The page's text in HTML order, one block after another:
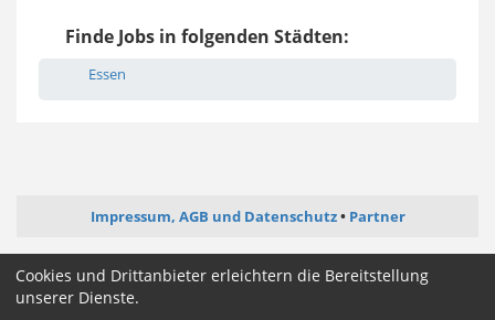
Finde Jobs in folgenden Städten:
Essen
Impressum, AGB und Datenschutz Partner
ictjob.de administrator-jobs.de
softwareentwickler-jobs.de
Cookies und Drittanbieter erleichtern die Bereitstellung
unserer Dienste.